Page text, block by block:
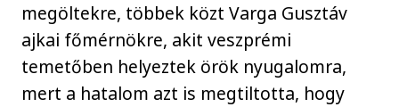
megöltekre, többek közt Varga Gusztáv
ajkai főmérnökre, akit veszprémi
temetőben helyeztek örök nyugalomra,
mert a hatalom azt is megtiltotta, hogy